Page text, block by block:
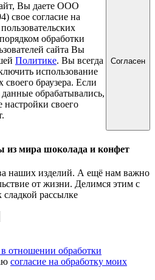
Вы даете ООО
свое согласие на
обработки
сайта Вы
Политике. Вы всегда
использование
браузера. Если
обрабатывались,
настройки своего
Согласен
из мира шоколада и конфет
наших изделий. А ещё нам важно
от жизни. Делимся этим с
рассылке
отношении обработки
согласие на обработку моих